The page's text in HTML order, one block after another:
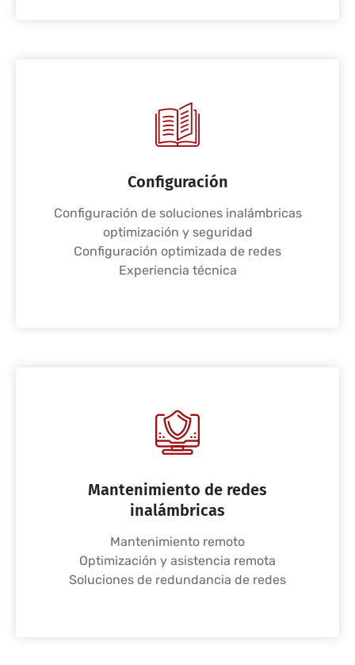
Configuración
Configuración de soluciones inalámbricas
optimización y seguridad
Configuración optimizada de redes
Experiencia técnica
Mantenimiento de redes
inalámbricas
Mantenimiento remoto
Optimización y asistencia remota
Soluciones de redundancia de redes